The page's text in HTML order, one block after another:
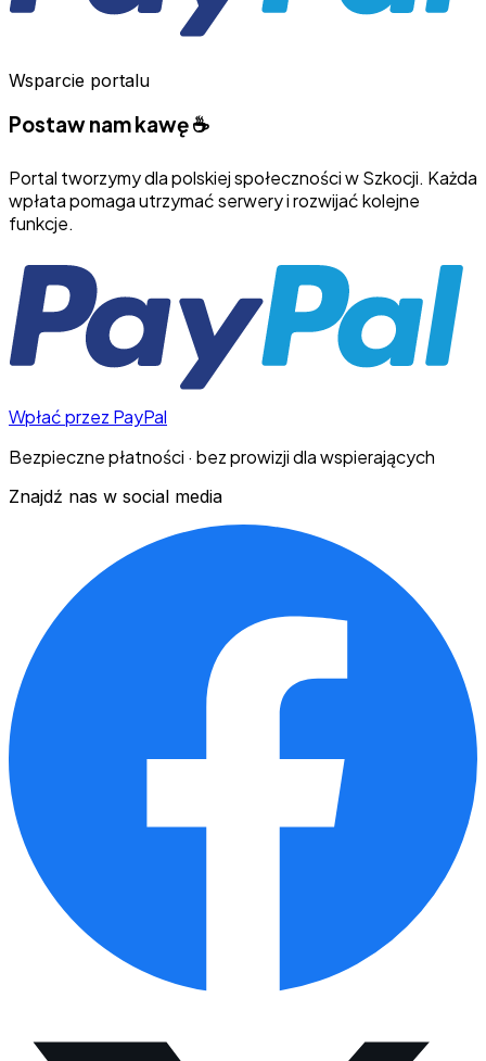
Wsparcie portalu
Postaw nam kawę ☕
Portal tworzymy dla polskiej społeczności w Szkocji. Każda
wpłata pomaga utrzymać serwery i rozwijać kolejne
funkcje.
Wpłać przez PayPal
Bezpieczne płatności · bez prowizji dla wspierających
Znajdź nas w social media